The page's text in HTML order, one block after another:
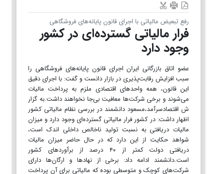
رفع تبعیض مالیاتی با اجرای قانون پایانه‌های فروشگاهی
فرار مالیاتی گسترده‌ای در کشور
وجود دارد
عضو اتاق بازرگانی ایران اجرای قانون پایانه‌های فروشگاهی را
سبب افزایش رقابت‌پذیری در بازار دانست و گفت: با اجرای دقیق
این قانون، همه واحدهای اقتصادی ملزم به پرداخت مالیات
می‌شوند و برخی شرکت‌ها معافیت بی‌جا نخواهند داشت.به گزار
ش اقتصادسرآمد،مسعود دانشمند‌ در بررسی نظام مالیاتی کشور
اظهار داشت: در کشور فرار مالیاتی گسترده‌ای وجود دارد و میزان
مالیات دریافتی به نسبت تولید ناخالص داخلی اندک است،
شواهد حکایت از این دارد که در حال حاضر میزان مالیات
دریافتی دولت کمتر از ۴۰ درصد از برآورد‌های کشور
است.دانشمند ادامه داد: برخی از نهاد‌ها و ارگان‌ها دارای
شرکت‌های کوچک و متوسطی بوده که مالیاتی برای آن پرداخت